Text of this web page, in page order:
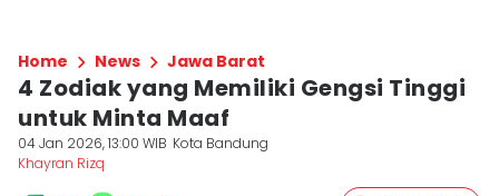
Home News Jawa Barat
4 Zodiak yang Memiliki Gengsi Tinggi
untuk Minta Maaf
04 Jan 2026, 13:00 WIB Kota Bandung
Khayran Rizq